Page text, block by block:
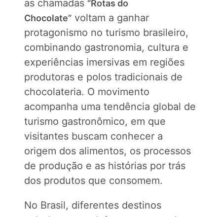
as chamadas “Rotas do
Chocolate” voltam a ganhar
protagonismo no turismo brasileiro,
combinando gastronomia, cultura e
experiências imersivas em regiões
produtoras e polos tradicionais de
chocolateria. O movimento
acompanha uma tendência global de
turismo gastronômico, em que
visitantes buscam conhecer a
origem dos alimentos, os processos
de produção e as histórias por trás
dos produtos que consomem.
No Brasil, diferentes destinos